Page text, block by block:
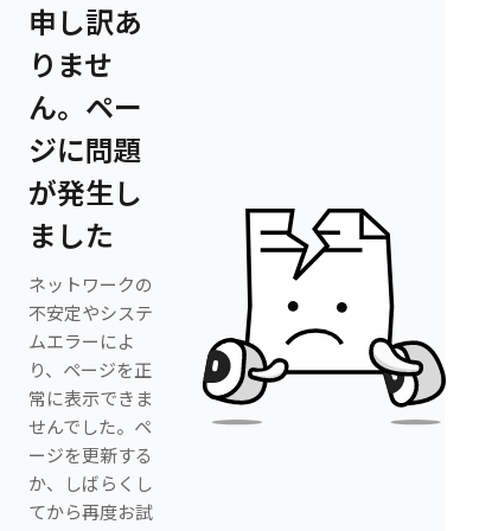
申し訳あ
りませ
ん。ペー
ジに問題
が発生し
ました
ネットワークの
不安定やシステ
ムエラーによ
り、ページを正
常に表示できま
せんでした。ペ
ージを更新する
か、しばらくし
てから再度お試